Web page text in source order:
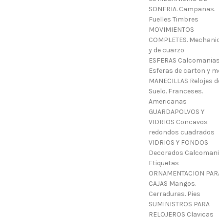
SONERIA. Campanas.
Fuelles Timbres
MOVIMIENTOS
COMPLETES.
y de cuarzo
ESFERAS
Esferas de carton y
MANECILLAS Relojes
Suelo. Franceses.
Americanas
GUARDAPOLVOS Y
VIDRIOS Concavos
redondos cuadrados
VIDRIOS Y FONDOS
Decorados
Etiquetas
ORNAMENTACION
CAJAS Mangos.
Cerraduras. Pies
SUMINISTROS PARA
RELOJEROS Clavicas